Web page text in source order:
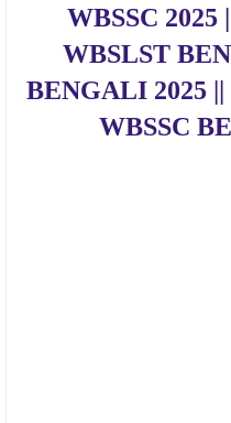
WBSSC 2025
WBSLST
BENGALI 2025
WBSSC